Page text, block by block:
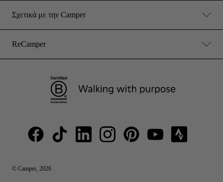
Σχετικά με την Camper
ReCamper
© Camper, 2026